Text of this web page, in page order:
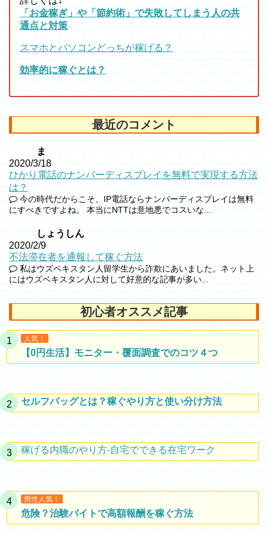
「お金稼ぎ」や「節約術」で失敗してしまう人の共
通点と対策
スマホとパソコンどっちが稼げる？
効率的に稼ぐとは？
最近のコメント
ま
2020/3/18
ひかり電話のナンバーディスプレイを無料で実現する方法
は？
今の時代だからこそ、IP電話ならナンバーディスプレイは無料
にすべきですよね。 本当にNTTは意地悪でコスいな...
しょうしん
2020/2/9
不法滞在者を通報して稼ぐ方法
私はウズベキスタン人留学生から詐欺にあいました。ネット上
にはウズベキスタン人に対して好意的な記事が多い...
初心者オススメ記事
人気！
【0円生活】モニター・覆面調査でのコツ４つ
セルフバッグとは？稼ぐやり方と使い分け方法
稼げる内職のやり方-自宅でできる在宅ワーク
男性人気！
危険？治験バイトで高額報酬を稼ぐ方法